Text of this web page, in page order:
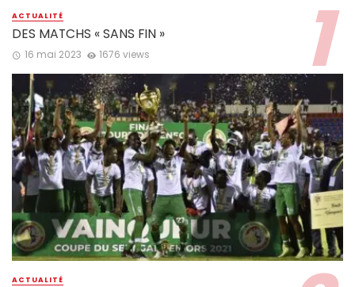
ACTUALITÉ
DES MATCHS « SANS FIN »
16 mai 2023 1676 views
ACTUALITÉ